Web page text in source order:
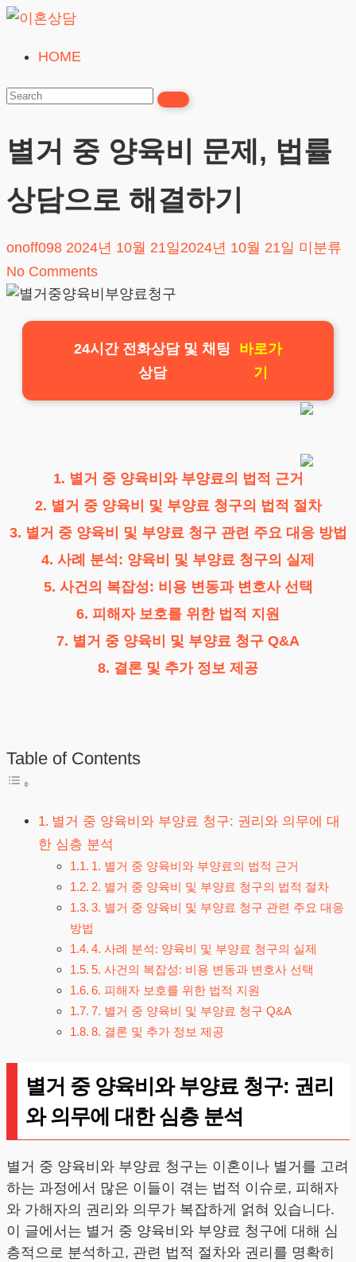
Skip
content
혼
담
24시간365일
HOME
별거 중 양육비 문제, 법률
상담으로 해결하기
onoff098 2024년 10월 21일 2024년 10월 21일 미분류
No Comments
24시간 전화상담 및 채팅
상담
바로가
기
1. 별거 중 양육비와 부양료의 법적 근거
2. 별거 중 양육비 및 부양료 청구의 법적 절차
3. 별거 중 양육비 및 부양료 청구 관련 주요 대응 방법
4. 사례 분석: 양육비 및 부양료 청구의 실제
5. 사건의 복잡성: 비용 변동과 변호사 선택
6. 피해자 보호를 위한 법적 지원
7. 별거 중 양육비 및 부양료 청구 Q&A
8. 결론 및 추가 정보 제공
Table of Contents
별거 중 양육비와 부양료 청구: 권리와 의무에 대
한 심층 분석
1. 별거 중 양육비와 부양료의 법적 근거
2. 별거 중 양육비 및 부양료 청구의 법적 절차
3. 별거 중 양육비 및 부양료 청구 관련 주요 대응
방법
4. 사례 분석: 양육비 및 부양료 청구의 실제
5. 사건의 복잡성: 비용 변동과 변호사 선택
6. 피해자 보호를 위한 법적 지원
7. 별거 중 양육비 및 부양료 청구 Q&A
8. 결론 및 추가 정보 제공
별거 중 양육비와 부양료 청구: 권리
와 의무에 대한 심층 분석
별거 중 양육비와 부양료 청구는 이혼이나 별거를 고려
하는 과정에서 많은 이들이 겪는 법적 이슈로, 피해자
와 가해자의 권리와 의무가 복잡하게 얽혀 있습니다.
이 글에서는 별거 중 양육비와 부양료 청구에 대해 심
층적으로 분석하고, 관련 법적 절차와 권리를 명확히